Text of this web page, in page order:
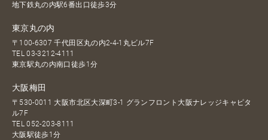
地下鉄丸の内駅6番出口徒歩3分
東京丸の内
〒100-6307 千代田区丸の内2-4-1丸ビル7F
TEL03-3212-4111
東京駅丸の内南口徒歩1分
大阪梅田
〒530-0011 大阪市北区大深町3-1 グランフロント大阪ナレッジキャピタ
ル7F
TEL052-203-8111
大阪駅徒歩1分